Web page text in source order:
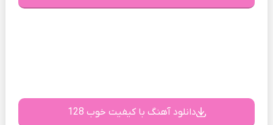
دانلود آهنگ با کیفیت خوب 128